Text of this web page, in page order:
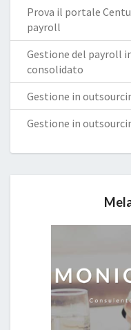
Prova il portale
payroll
Gestione del payroll
consolidato
Gestione in
Gestione in